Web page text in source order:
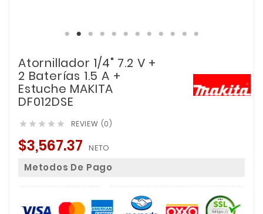
Atornillador 1/4" 7.2 V +
2 Baterías 1.5 A +
Estuche MAKITA
DF012DSE
     REVIEW (0)
$3,567.37 NETO
Metodos De Pago